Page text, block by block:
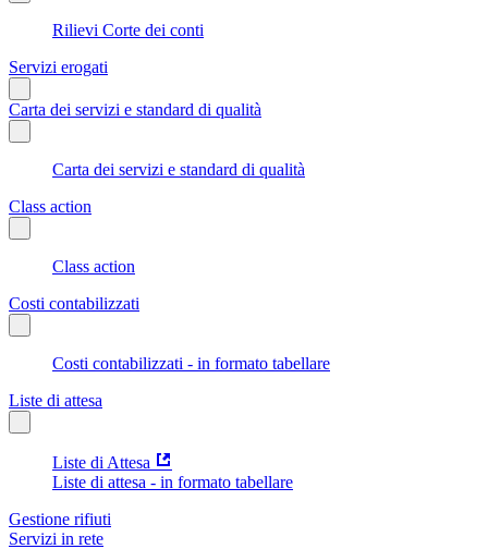
Rilievi Corte dei conti
Servizi erogati
Carta dei servizi e standard di qualità
Carta dei servizi e standard di qualità
Class action
Class action
Costi contabilizzati
Costi contabilizzati - in formato tabellare
Liste di attesa
Liste di Attesa
Liste di attesa - in formato tabellare
Gestione rifiuti
Servizi in rete